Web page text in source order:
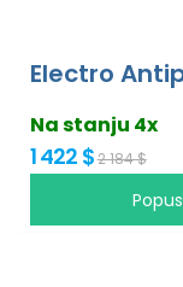
Electro
Na stanju 4x
1 422 $2 184 $